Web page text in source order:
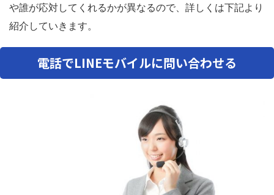
や誰が応対してくれるかが異なるので、詳しくは下記より
紹介していきます。
電話でLINEモバイルに問い合わせる